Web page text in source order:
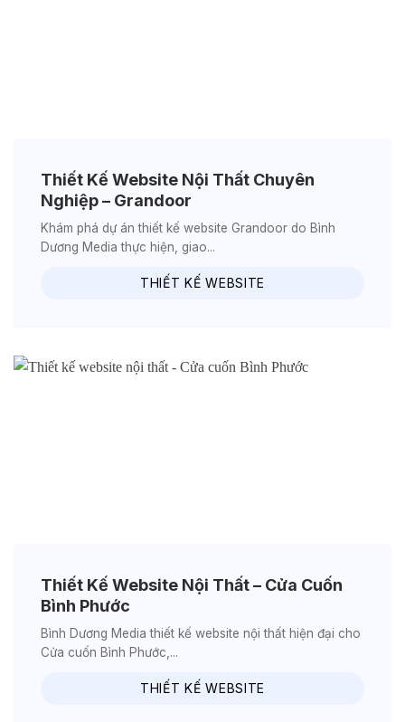
THIẾT KẾ WEBSITE
Thiết Kế Website Nội Thất Chuyên
Nghiệp – Grandoor
Khám phá dự án thiết kế website Grandoor do Bình
Dương Media thực hiện, giao...
THIẾT KẾ WEBSITE
Thiết Kế Website Nội Thất – Cửa Cuốn
Bình Phước
Bình Dương Media thiết kế website nội thất hiện đại cho
Cửa cuốn Bình Phước,...